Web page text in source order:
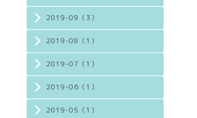
2019-09（3）
2019-08（1）
2019-07（1）
2019-06（1）
2019-05（1）